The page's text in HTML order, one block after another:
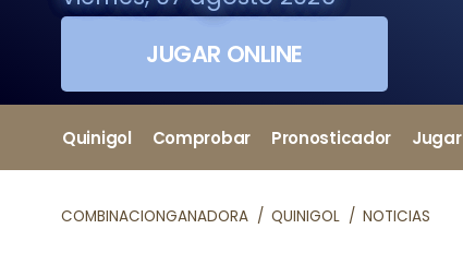
JUGAR ONLINE
Quinigol Comprobar Pronosticador Jugar
COMBINACIONGANADORA QUINIGOL NOTICIAS